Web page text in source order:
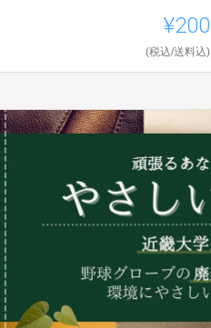
¥200
(税込/送料込)